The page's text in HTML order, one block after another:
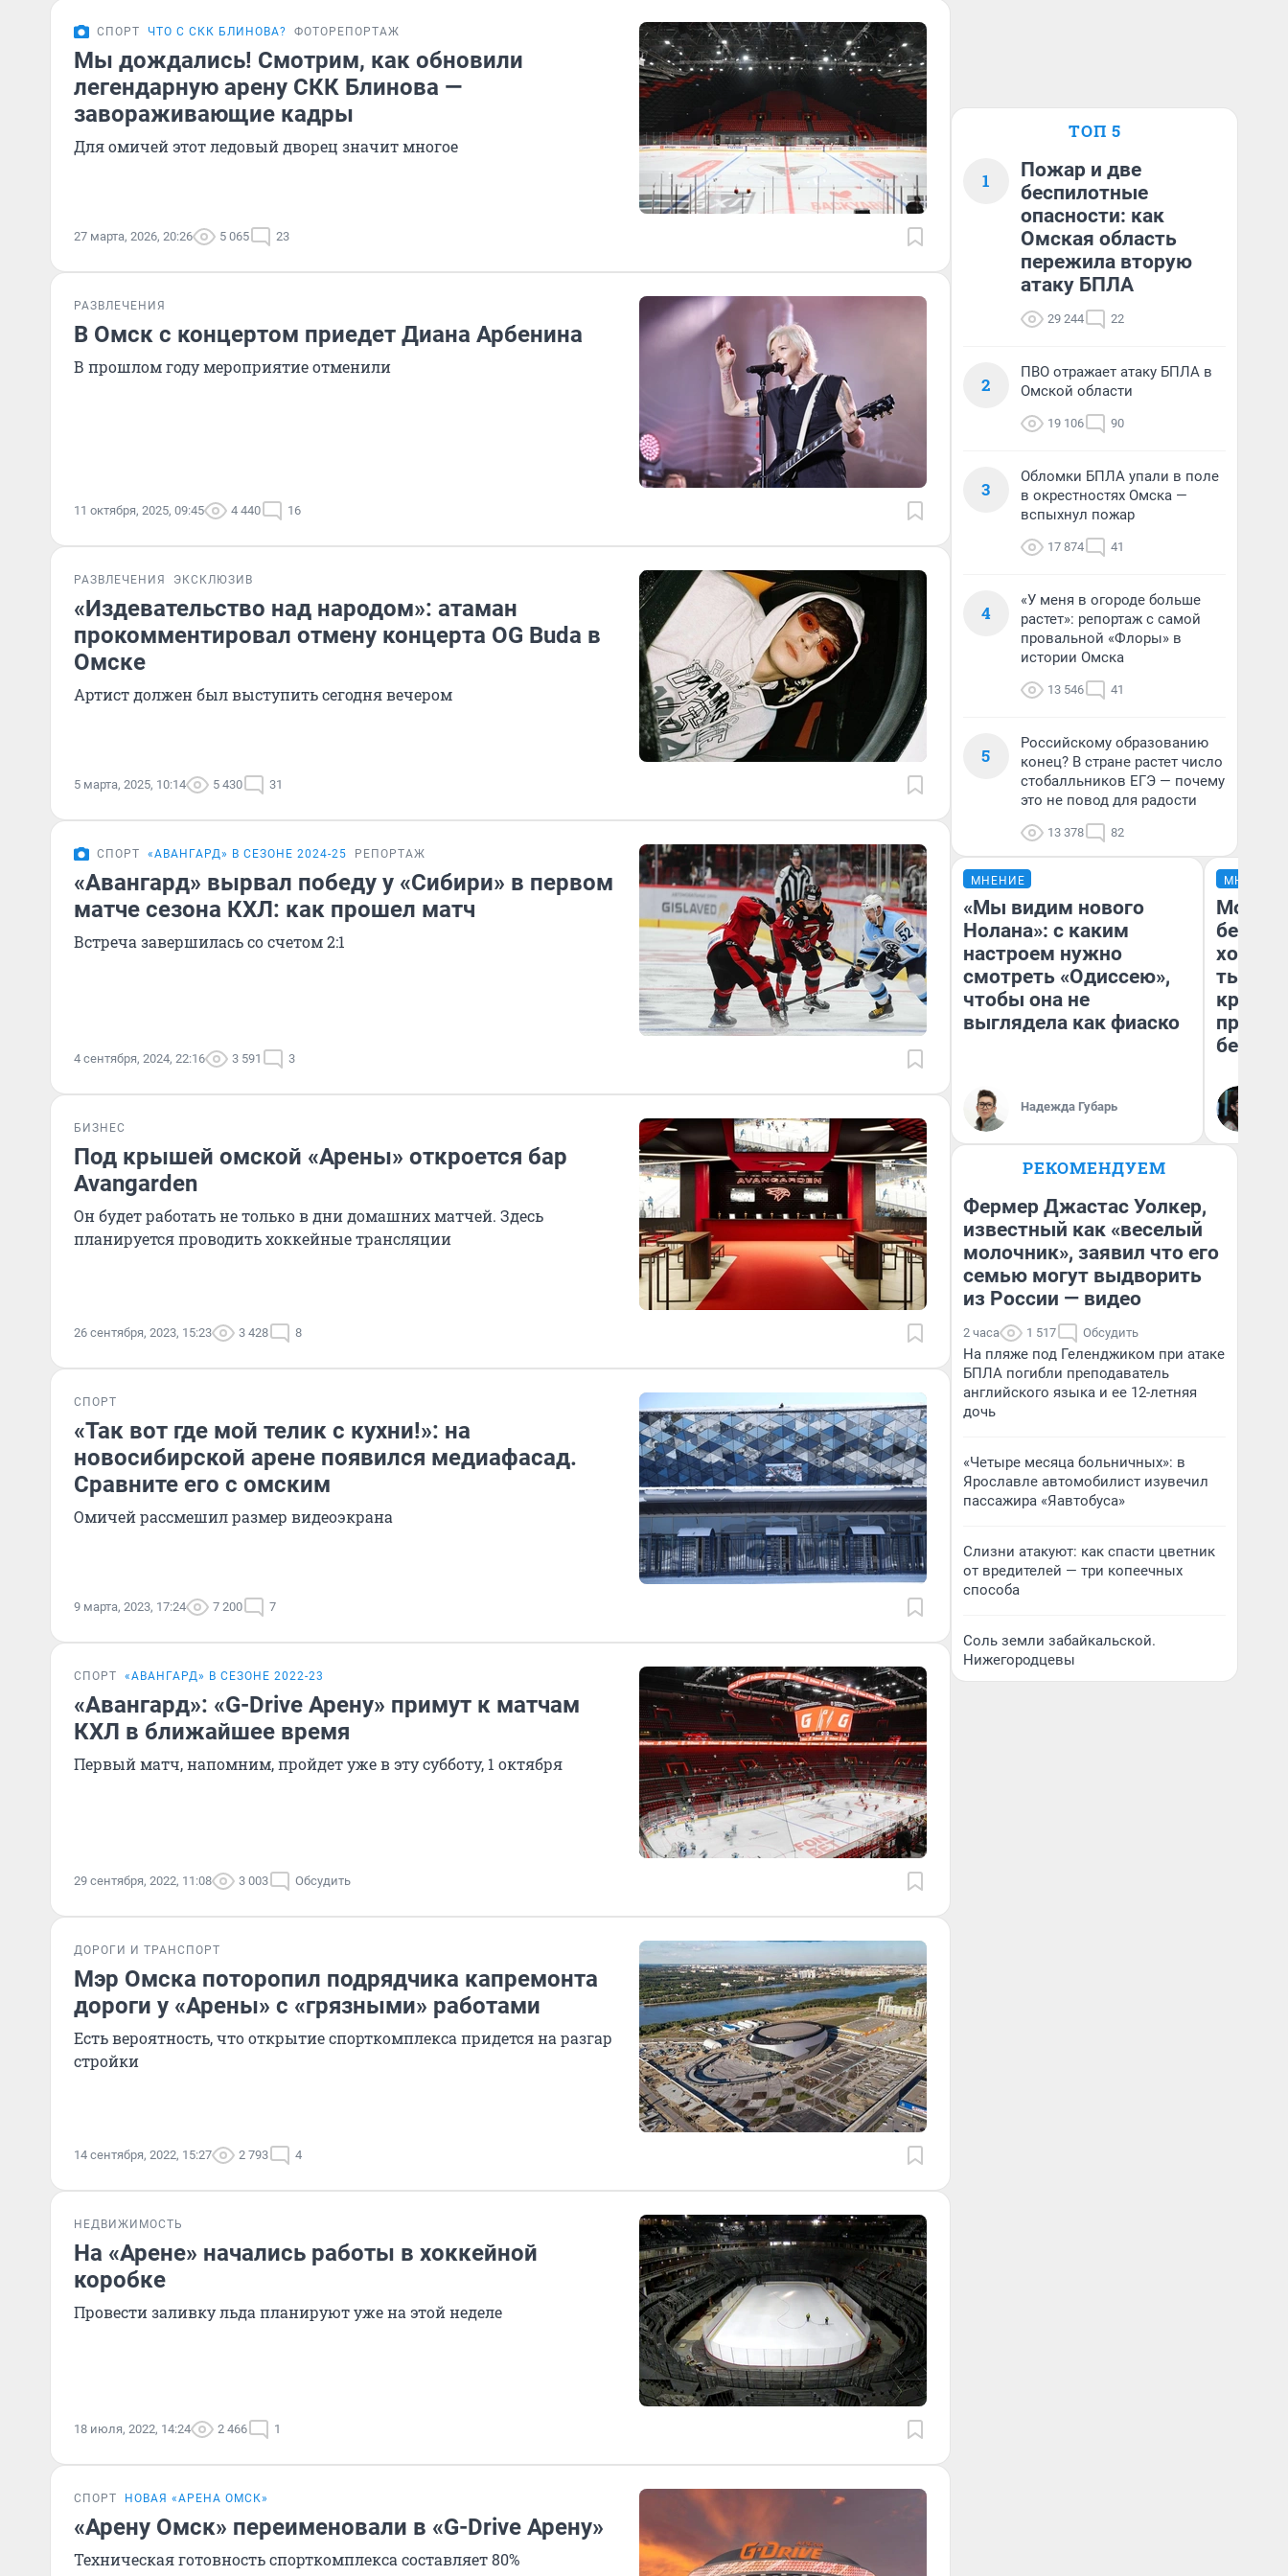
СПОРТ ЧТО С СКК БЛИНОВА? ФОТОРЕПОРТАЖ
Мы дождались! Смотрим, как обновили
легендарную арену СКК Блинова —
завораживающие кадры
Для омичей этот ледовый дворец значит многое
27 марта, 2026, 20:26 5 065 23
РАЗВЛЕЧЕНИЯ
В Омск с концертом приедет Диана Арбенина
В прошлом году мероприятие отменили
11 октября, 2025, 09:45 4 440 16
РАЗВЛЕЧЕНИЯ ЭКСКЛЮЗИВ
«Издевательство над народом»: атаман
прокомментировал отмену концерта OG Buda в
Омске
Артист должен был выступить сегодня вечером
5 марта, 2025, 10:14 5 430 31
СПОРТ «‎АВАНГАРД» В СЕЗОНЕ 2024-25 РЕПОРТАЖ
«Авангард» вырвал победу у «Сибири» в первом
матче сезона КХЛ: как прошел матч
Встреча завершилась со счетом 2:1
4 сентября, 2024, 22:16 3 591 3
БИЗНЕС
Под крышей омской «Арены» откроется бар
Avangarden
Он будет работать не только в дни домашних матчей. Здесь
планируется проводить хоккейные трансляции
26 сентября, 2023, 15:23 3 428 8
СПОРТ
«Так вот где мой телик с кухни!»: на
новосибирской арене появился медиафасад.
Сравните его с омским
Омичей рассмешил размер видеоэкрана
9 марта, 2023, 17:24 7 200 7
СПОРТ «АВАНГАРД» В СЕЗОНЕ 2022-23
«Авангард»: «G-Drive Арену» примут к матчам
КХЛ в ближайшее время
Первый матч, напомним, пройдет уже в эту субботу, 1 октября
29 сентября, 2022, 11:08 3 003 Обсудить
ДОРОГИ И ТРАНСПОРТ
Мэр Омска поторопил подрядчика капремонта
дороги у «Арены» с «грязными» работами
Есть вероятность, что открытие спорткомплекса придется на разгар
стройки
14 сентября, 2022, 15:27 2 793 4
НЕДВИЖИМОСТЬ
На «Арене» начались работы в хоккейной
коробке
Провести заливку льда планируют уже на этой неделе
18 июля, 2022, 14:24 2 466 1
СПОРТ НОВАЯ «АРЕНА ОМСК»
«Арену Омск» переименовали в «G-Drive Арену»
Техническая готовность спорткомплекса составляет 80%
ТОП 5
1
Пожар и две
беспилотные
опасности: как
Омская область
пережила вторую
атаку БПЛА
29 244 22
2
ПВО отражает атаку БПЛА в
Омской области
19 106 90
3
Обломки БПЛА упали в поле
в окрестностях Омска —
вспыхнул пожар
17 874 41
4
«У меня в огороде больше
растет»: репортаж с самой
провальной «Флоры» в
истории Омска
13 546 41
5
Российскому образованию
конец? В стране растет число
стобалльников ЕГЭ — почему
это не повод для радости
13 378 82
МНЕНИЕ
«Мы видим нового
Нолана»: с каким
настроем нужно
смотреть «Одиссею»,
чтобы она не
выглядела как фиаско
Надежда Губарь
МНЕНИЕ
Мой
хотела
тысяч,
РЕКОМЕНДУЕМ
Фермер Джастас Уолкер,
известный как «веселый
молочник», заявил что его
семью могут выдворить
из России — видео
2 часа 1 517 Обсудить
На пляже под Геленджиком при атаке
БПЛА погибли преподаватель
английского языка и ее 12-летняя
дочь
«Четыре месяца больничных»: в
Ярославле автомобилист изувечил
пассажира «Яавтобуса»
Слизни атакуют: как спасти цветник
от вредителей — три копеечных
способа
Соль земли забайкальской.
Нижегородцевы